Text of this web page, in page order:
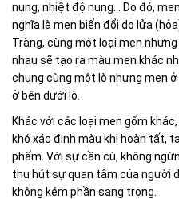
nung, nhiệt độ nung… Do đó,
nghĩa là men biến đổi do lửa
Tràng, cùng một loại men
nhau sẽ tạo ra màu men khác
chung cùng một lò nhưng men
ở bên dưới lò.
Khác với các loại men gốm
khó xác định màu khi hoàn tất,
phẩm. Với sự cần cù, không
thu hút sự quan tâm của người
không kém phần sang trọng.